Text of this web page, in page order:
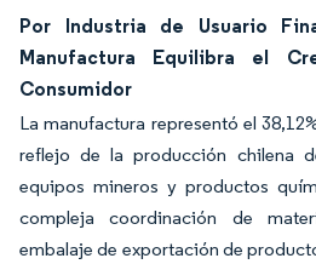
Por Industria de Usuario
Manufactura Equilibra el
Consumidor
La manufactura representó el
reflejo de la producción chilena
equipos mineros y productos
compleja coordinación de
embalaje de exportación de